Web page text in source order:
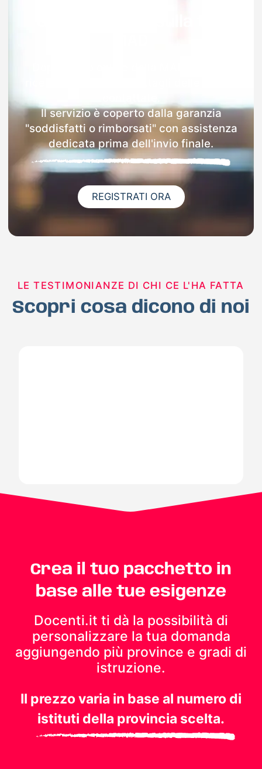
Il servizio è coperto dalla garanzia
"soddisfatti o rimborsati" con assistenza
dedicata prima dell'invio finale.
REGISTRATI ORA
LE TESTIMONIANZE DI CHI CE L'HA FATTA
Scopri cosa dicono di noi
Crea il tuo pacchetto in
base alle tue esigenze
Docenti.it ti dà la possibilità di
personalizzare la tua domanda
aggiungendo più province e gradi di
istruzione.
Il prezzo varia in base al numero di
istituti della provincia scelta.